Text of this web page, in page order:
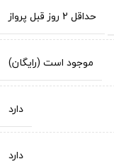
حداقل 2 روز قبل پرواز
موجود است (رایگان)
دارد
دارد